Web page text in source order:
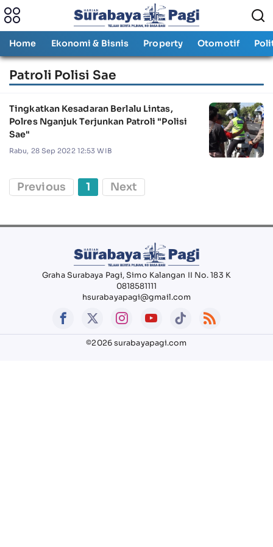
Home Ekonomi & Bisnis Property Otomotif
Patroli Polisi Sae
Tingkatkan Kesadaran Berlalu Lintas,
Polres Nganjuk Terjunkan Patroli "Polisi
Sae"
Rabu, 28 Sep 2022 12:53 WIB
Previous 1 Next
Graha Surabaya Pagi, Simo Kalangan II No. 183 K
0818581111
hsurabayapagi@gmail.com
©2026 surabayapagi.com